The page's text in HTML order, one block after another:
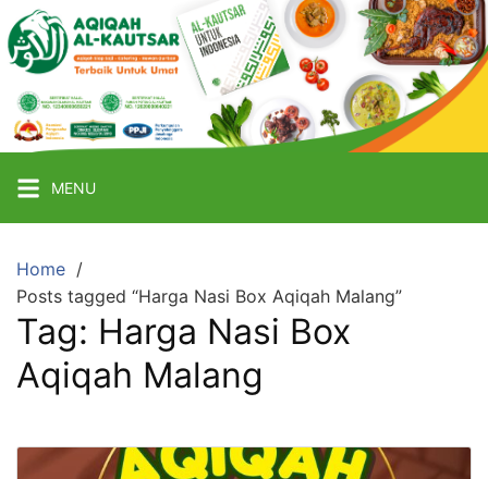
Skip
to
content
Aqiqah
Malang
Terbaik
Termurah
&
Terpercaya
MENU
Home
Posts tagged “Harga Nasi Box Aqiqah Malang”
Tag: Harga Nasi Box
Aqiqah Malang